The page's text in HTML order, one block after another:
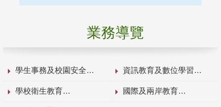
業務導覽
學生事務及校園安全 資訊教育及數位學習
學校衛生教育 國際及兩岸教育